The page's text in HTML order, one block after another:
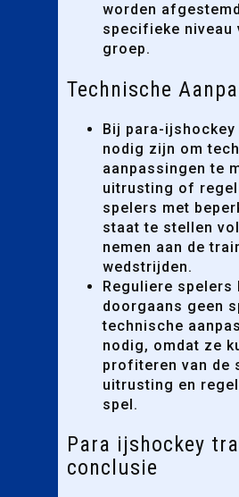
worden
specifieke niveau
groep.
Technische
Bij para-ijshockey
nodig zijn om
aanpassingen te
uitrusting of
spelers met
staat te stellen
nemen aan de
wedstrijden.
Reguliere spelers
doorgaans geen
technische
nodig, omdat ze
profiteren van de
uitrusting en
spel.
Para ijshockey
conclusie